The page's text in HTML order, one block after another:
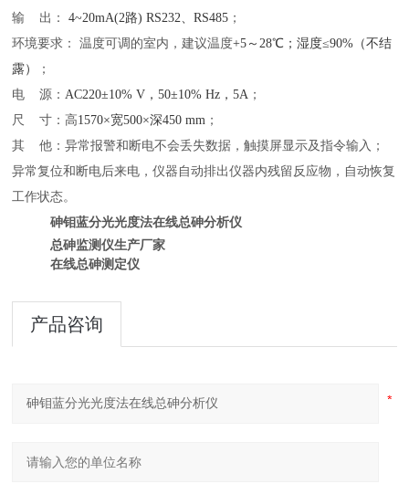
输
出： 4~20mA(2路) RS232、RS485 ；
环境要求：
温度可调的室内，建议温度+5～28℃；湿度≤90%（不结
露）
；
电
源：AC220±10% V，50±10% Hz，5A ；
尺
寸：高1570×宽500×深450 mm ；
其
他：异常报警和断电不会丢失数据 ，触摸屏显示及指令输入 ；
异常复位和断电后来电，仪器自动排出仪器内残留反应物，自动恢复
工作状态。
砷钼蓝分光光度法在线总砷分析仪
总砷监测仪生产厂家
在线总砷测定仪
产品咨询